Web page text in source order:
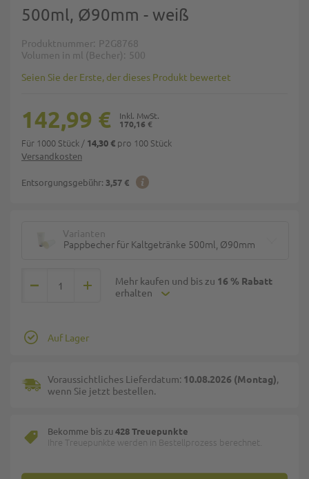
500ml, Ø90mm - weiß
Produktnummer P2G8768
Volumen in ml (Becher)
500
Seien Sie der Erste, der dieses Produkt bewertet
Versandkosten
Entsorgungsgebühr: 3,57 €
170,16 €
142,99 €
Für 1000 Stück / 14,30 € pro 100 Stück
Varianten
Pappbecher für Kaltgetränke 500ml, Ø90mm
Mehr kaufen und bis zu 16 % Rabatt
erhalten
Auf Lager
Voraussichtliches Lieferdatum: 10.08.2026 (Montag),
wenn Sie jetzt bestellen.
Bekomme bis zu 428 Treuepunkte
Ihre Treuepunkte werden in Bestellprozess berechnet.